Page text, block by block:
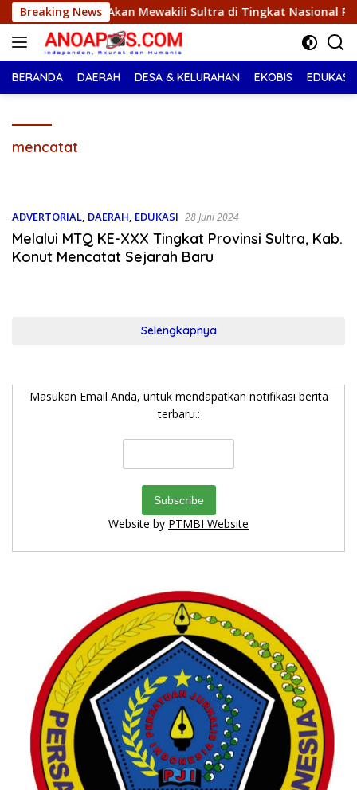
Langsung
ke
konten
Breaking News
Akan Mewakili Sultra di Tingkat Nasional Pada Pemilihan
BERANDA DAERAH DESA & KELURAHAN EKOBIS EDUKASI
mencatat
ADVERTORIAL, DAERAH, EDUKASI 28 Juni 2024
Melalui MTQ KE-XXX Tingkat Provinsi Sultra, Kab.
Konut Mencatat Sejarah Baru
Selengkapnya
Masukan Email Anda, untuk mendapatkan notifikasi berita
terbaru.:
Website by PTMBI Website